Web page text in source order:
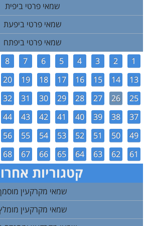
שמאי פרטי ביפית
שמאי פרטי ביפעת
שמאי פרטי ביפתח
1
2
3
4
5
6
7
8
13
14
15
16
17
18
19
20
25
26
27
28
29
30
31
32
37
38
39
40
41
42
43
44
49
50
51
52
53
54
55
56
61
62
63
64
65
66
67
68
קטגוריות
שמאי מקרקעין
שמאי מקרקעין